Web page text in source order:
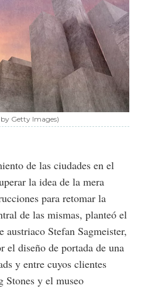
Getty Images)
de las ciudades en el
la idea de la mera
para retomar la
de las mismas, planteó el
austriaco Stefan Sagmeister,
el diseño de portada de una
y entre cuyos clientes
Stones y el museo